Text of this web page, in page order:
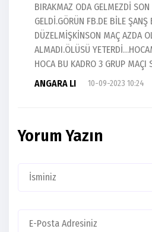
BIRAKMAZ ODA GELMEZDİ
GELDİ.GÖRÜN FB.DE BİLE
DÜZELMİŞKİNSON MAÇ AZDA
ALMADI.ÖLÜSÜ
HOCA BU KADRO 3 GRUP MAÇI
ANGARA LI
10-09-2023 10:24
Yorum Yazın